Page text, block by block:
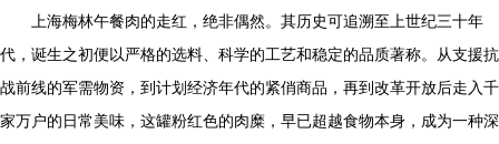
上海梅林午餐肉的走红，绝非偶然。其历史可追溯至上世纪三十年
代，诞生之初便以严格的选料、科学的工艺和稳定的品质著称。从支援抗
战前线的军需物资，到计划经济年代的紧俏商品，再到改革开放后走入千
家万户的日常美味，这罐粉红色的肉糜，早已超越食物本身，成为一种深